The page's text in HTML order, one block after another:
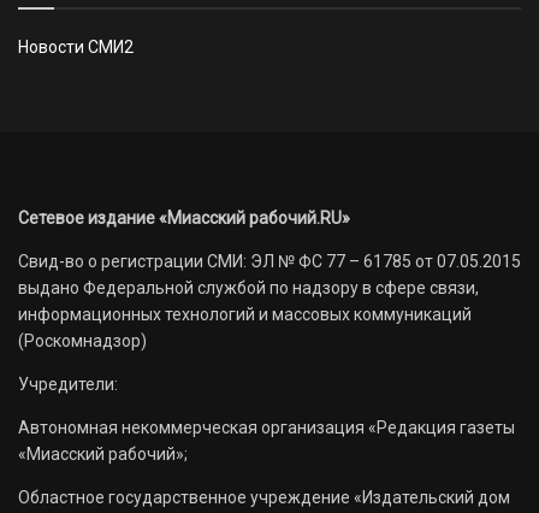
Новости СМИ2
Сетевое издание «Миасский рабочий.RU»
Свид-во о регистрации СМИ: ЭЛ № ФС 77 – 61785 от 07.05.2015
выдано Федеральной службой по надзору в сфере связи,
информационных технологий и массовых коммуникаций
(Роскомнадзор)
Учредители:
Автономная некоммерческая организация «Редакция газеты
«Миасский рабочий»;
Областное государственное учреждение «Издательский дом